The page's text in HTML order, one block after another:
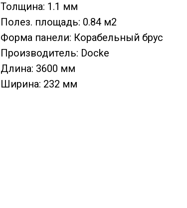
Толщина: 1.1 мм
Полез. площадь: 0.84 м2
Форма панели: Корабельный брус
Производитель: Docke
Длина: 3600 мм
Ширина: 232 мм